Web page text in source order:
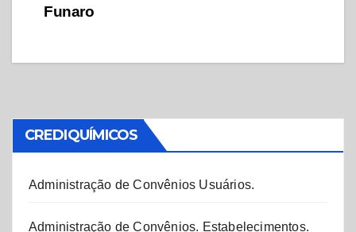
Funaro
CREDIQUÍMICOS
Administração de Convênios Usuários.
Administração de Convênios. Estabelecimentos.